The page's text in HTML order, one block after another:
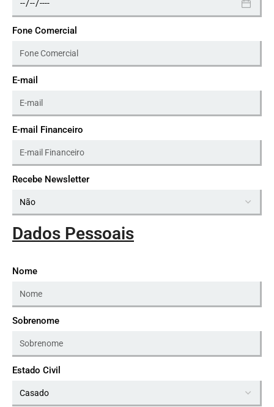
Fone Comercial
E-mail
E-mail Financeiro
Recebe Newsletter
Dados Pessoais
Nome
Sobrenome
Estado Civil